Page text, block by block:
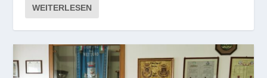
WEITERLESEN